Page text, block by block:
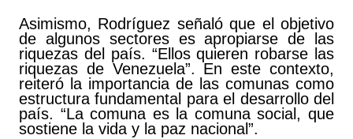
Asimismo, Rodríguez señaló que el objetivo
de algunos sectores es apropiarse de las
riquezas del país. “Ellos quieren robarse las
riquezas de Venezuela”. En este contexto,
reiteró la importancia de las comunas como
estructura fundamental para el desarrollo del
país. “La comuna es la comuna social, que
sostiene la vida y la paz nacional”.